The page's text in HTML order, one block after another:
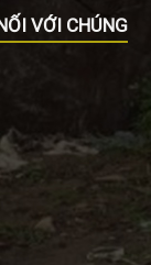
VỚI CHÚNG